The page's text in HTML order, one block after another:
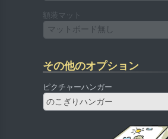
額装マット
マットボード無し
その他のオプション
ピクチャーハンガー
のこぎりハンガー